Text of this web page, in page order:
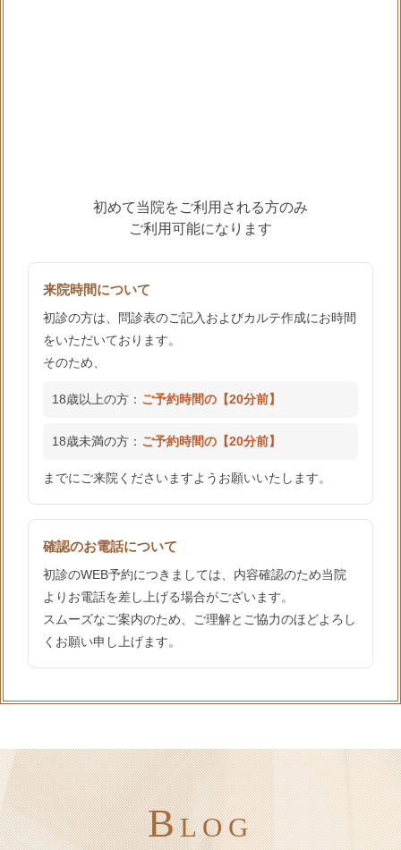
初めて当院をご利用される方のみ
ご利用可能になります
来院時間について
初診の方は、問診表のご記入およびカルテ作成にお時間
をいただいております。
そのため、
18歳以上の方： ご予約時間の【20分前】
18歳未満の方： ご予約時間の【20分前】
までにご来院くださいますようお願いいたします。
確認のお電話について
初診のWEB予約につきましては、内容確認のため当院
よりお電話を差し上げる場合がございます。
スムーズなご案内のため、ご理解とご協力のほどよろし
くお願い申し上げます。
BLOG